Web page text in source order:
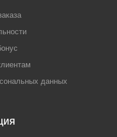
данных